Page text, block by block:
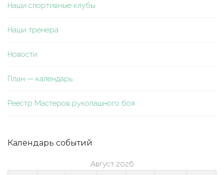
Наши спортивные клубы
Наши тренера
Новости
План — календарь
Реестр Мастеров рукопашного боя
Календарь событий
Август 2026